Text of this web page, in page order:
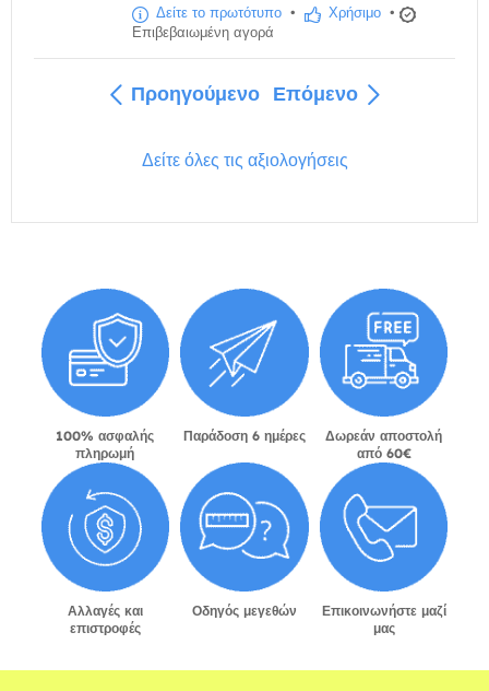
Δείτε το πρωτότυπο • Χρήσιμο •
Επιβεβαιωμένη αγορά
Προηγούμενο Επόμενο
Δείτε όλες τις αξιολογήσεις
100% ασφαλής
πληρωμή
Παράδοση 6 ημέρες
Δωρεάν αποστολή
από 60€
Αλλαγές και
επιστροφές
Οδηγός μεγεθών
Επικοινωνήστε μαζί
μας